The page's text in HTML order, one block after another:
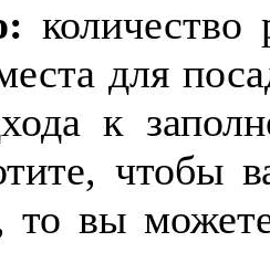
количество
для
к
чтобы
то вы